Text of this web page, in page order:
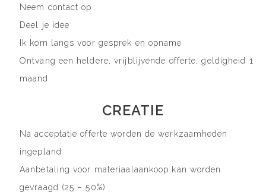
Neem contact op
Deel je idee
Ik kom langs voor gesprek en opname
Ontvang een heldere, vrijblijvende offerte, geldigheid 1
maand
CREATIE
Na acceptatie offerte worden de werkzaamheden
ingepland
Aanbetaling voor materiaalaankoop kan worden
gevraagd (25 – 50%)